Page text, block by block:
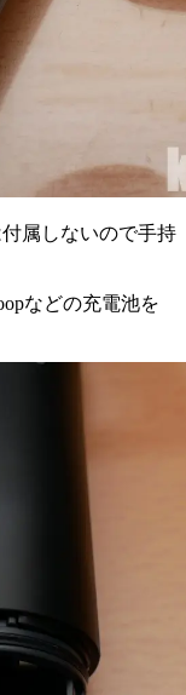
属しないので手持
などの充電池を